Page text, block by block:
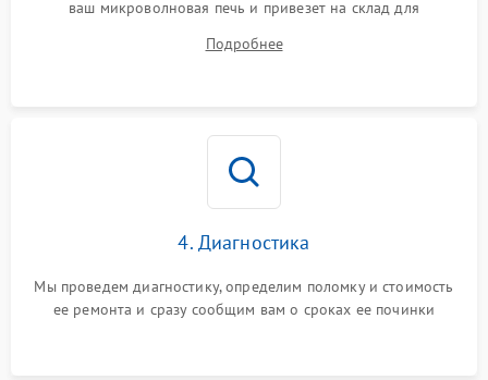
ваш микроволновая печь и привезет на склад для
Подробнее
4. Диагностика
Мы проведем диагностику, определим поломку и стоимость
ее ремонта и сразу сообщим вам о сроках ее починки